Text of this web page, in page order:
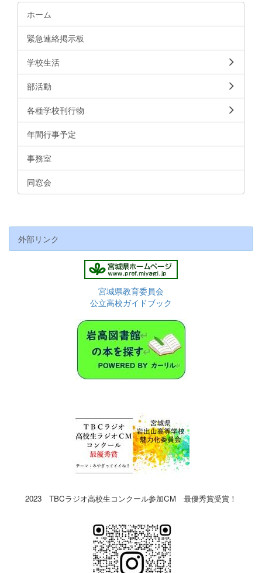
ホーム
緊急連絡掲示板
学校生活
部活動
各種学校刊行物
年間行事予定
事務室
同窓会
外部リンク
宮城県教育委員会
公立高校ガイドブック
2023 TBCラジオ高校生コンクール参加CM 最優秀賞受賞！